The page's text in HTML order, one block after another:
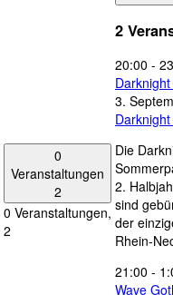
0
Veranstaltungen
2
0 Veranstaltungen,
2
2
20:00 -
3.
Die
2.
sind
der
Rhein-
21:00 -
Wave